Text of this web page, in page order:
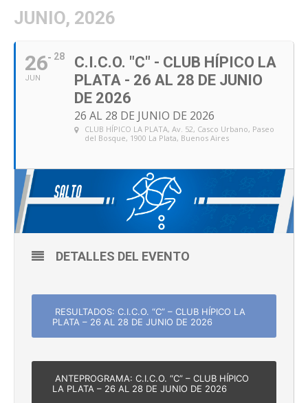
JUNIO, 2026
26
JUN
28
C.I.C.O. "C" - CLUB HÍPICO LA
PLATA - 26 AL 28 DE JUNIO
DE 2026
26 AL 28 DE JUNIO DE 2026
CLUB HÍPICO LA PLATA, Av. 52, Casco Urbano, Paseo
del Bosque, 1900 La Plata, Buenos Aires
DETALLES DEL EVENTO
RESULTADOS: C.I.C.O. “C” – CLUB HÍPICO LA
PLATA – 26 AL 28 DE JUNIO DE 2026
ANTEPROGRAMA: C.I.C.O. “C” – CLUB HÍPICO
LA PLATA – 26 AL 28 DE JUNIO DE 2026